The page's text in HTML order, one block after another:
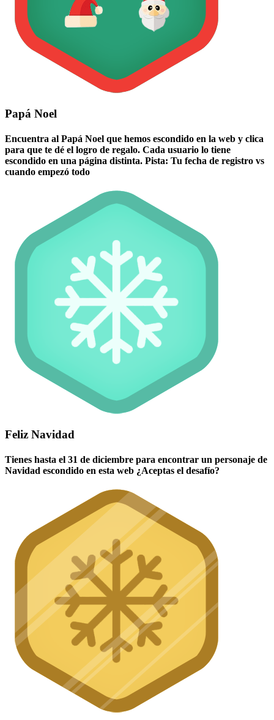
Papá Noel
Encuentra al Papá Noel que hemos escondido en la web y clica
para que te dé el logro de regalo. Cada usuario lo tiene
escondido en una página distinta. Pista: Tu fecha de registro vs
cuando empezó todo
Feliz Navidad
Tienes hasta el 31 de diciembre para encontrar un personaje de
Navidad escondido en esta web ¿Aceptas el desafío?